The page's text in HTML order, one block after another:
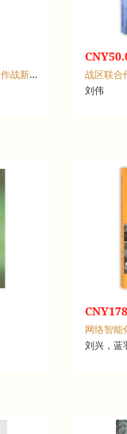
台军基于信息系统联合防卫作战新形态：网状化作战
战区联合
刘伟
刘兴，蓝